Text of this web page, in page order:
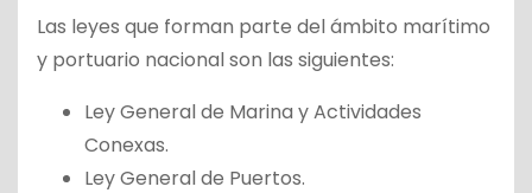
Las leyes que forman parte del ámbito marítimo
y portuario nacional son las siguientes:
Ley General de Marina y Actividades
Conexas.
Ley General de Puertos.